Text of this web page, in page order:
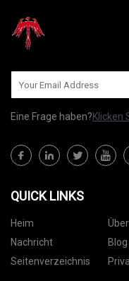
Eine Frage haben?Klicken
QUICK LINKS
Heim
Nachricht
Blog
Seitenverzeichnis